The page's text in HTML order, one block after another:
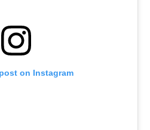
on Instagram